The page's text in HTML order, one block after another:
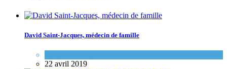
David Saint-Jacques, médecin de famille
22 avril 2019